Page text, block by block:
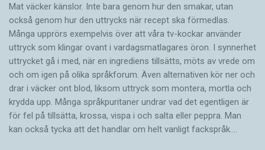
Mat väcker känslor. Inte bara genom hur den smakar, utan
också genom hur den uttrycks när recept ska förmedlas.
Många upprörs exempelvis över att våra tv-kockar använder
uttryck som klingar ovant i vardagsmatlagares öron. I synnerhet
uttrycket gå i med, när en ingrediens tillsätts, möts av vrede om
och om igen på olika språkforum. Även alternativen kör ner och
drar i väcker ont blod, liksom uttryck som montera, mortla och
krydda upp. Många språkpuritaner undrar vad det egentligen är
för fel på tillsätta, krossa, vispa i och salta eller peppra. Man
kan också tycka att det handlar om helt vanligt fackspråk.…